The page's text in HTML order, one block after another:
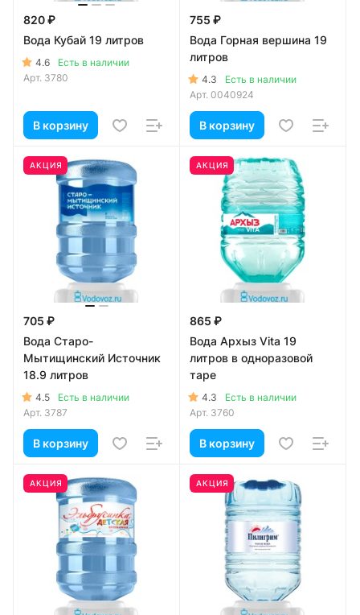
820 ₽
Вода Кубай 19 литров
4.6
Есть в наличии
Арт. 3780
В корзину
755 ₽
Вода Горная вершина 19
литров
4.3
Есть в наличии
Арт. 0040924
В корзину
АКЦИЯ
705 ₽
Вода Старо-
Мытищинский Источник
18.9 литров
4.5
Есть в наличии
Арт. 3787
В корзину
АКЦИЯ
865 ₽
Вода Архыз Vita 19
литров в одноразовой
таре
4.3
Есть в наличии
Арт. 3760
В корзину
АКЦИЯ АКЦИЯ